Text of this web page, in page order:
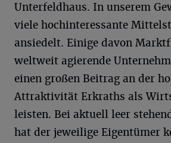
Unterfeldhaus. In unserem
viele hochinteressante
ansiedelt. Einige davon
weltweit agierende
einen großen Beitrag an der
Attraktivität Erkraths als
leisten. Bei aktuell leer
hat der jeweilige Eigentümer